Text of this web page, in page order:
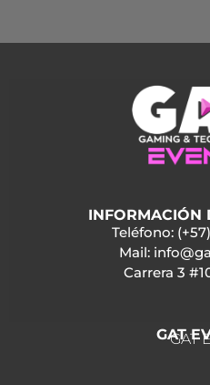
INFORMACIÓN
Teléfono:
Mail:
Carrera 3
GAT
GAT